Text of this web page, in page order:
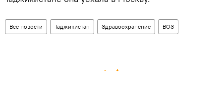
Все новости Таджикистан Здравоохранение ВОЗ